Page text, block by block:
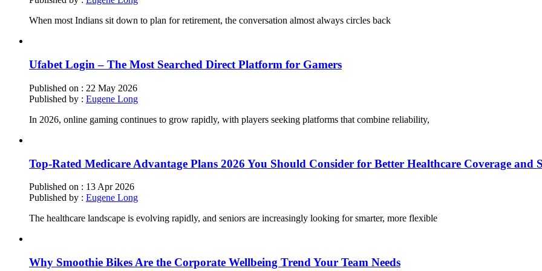
When most Indians sit down to plan for retirement, the conversation almost always circles back
Ufabet Login – The Most Searched Direct Platform for Gamers
Published on : 22 May 2026
Published by : Eugene Long
In 2026, online gaming continues to grow rapidly, with players seeking platforms that combine reliability,
Top-Rated Medicare Advantage Plans 2026 You Should Consider for Better Healthcare Coverage and
Published on : 13 Apr 2026
Published by : Eugene Long
The healthcare landscape is evolving rapidly, and seniors are increasingly looking for smarter, more flexible
Why Smoothie Bikes Are the Corporate Wellbeing Trend Your Team Needs